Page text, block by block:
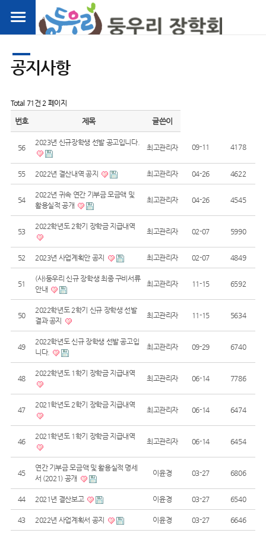
공지사항
Total 71건 2 페이지
번호 제목 글쓴이
56
2023년 신규장학생 선발 공고입니다.
최고관리자 09-11 4178
55 2022년 결산내역 공지 최고관리자 04-26 4622
54
2022년 귀속 연간 기부금 모금액 및
활용실적 공개
최고관리자 04-26 4545
53
2022학년도 2학기 장학금 지급내역
최고관리자 02-07 5990
52 2023년 사업계획안 공지 최고관리자 02-07 4849
51
(사)둥우리 신규 장학생 최종 구비서류
안내
최고관리자 11-15 6592
50
2022학년도 2학기 신규 장학생 선발
결과 공지
최고관리자 11-15 5634
49
2022학년도 신규 장학생 선발 공고입
니다.
최고관리자 09-29 6740
48
2022학년도 1학기 장학금 지급내역
최고관리자 06-14 7786
47
2021학년도 2학기 장학금 지급내역
최고관리자 06-14 6474
46
2021학년도 1학기 장학금 지급내역
최고관리자 06-14 6454
45
연간 기부금 모금액 및 활용실적 명세
서 (2021) 공개
이윤경 03-27 6806
44 2021년 결산보고 이윤경 03-27 6540
43 2022년 사업계획서 공지 이윤경 03-27 6646